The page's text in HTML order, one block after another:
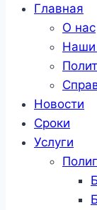
Главная
О нас
Наши
Новости
Сроки
Услуги